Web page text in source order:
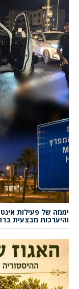
יממה של פעילות
והיערכות מבצעית